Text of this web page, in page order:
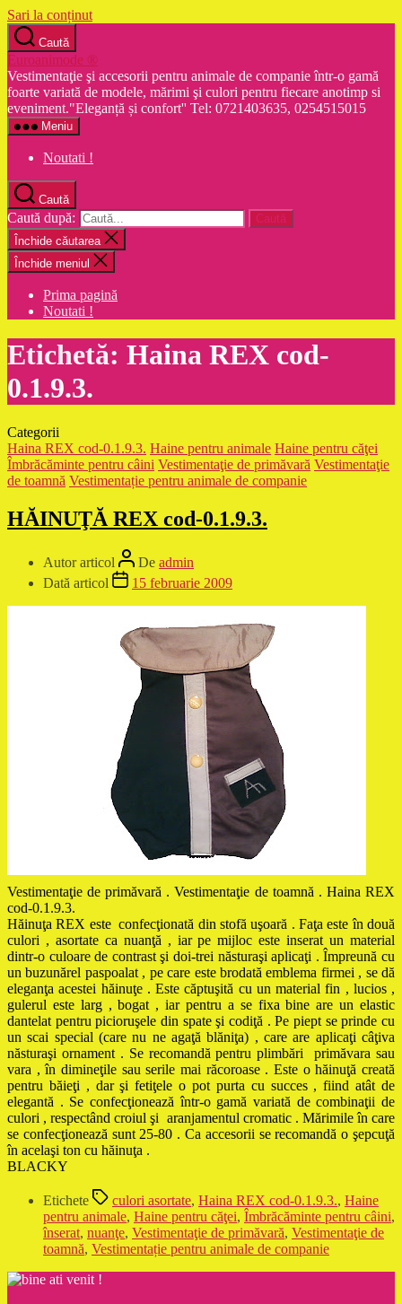
Sari la conținut
Caută
Euroanimode ®
Vestimentaţie şi accesorii pentru animale de companie într-o gamă
foarte variată de modele, mărimi şi culori pentru fiecare anotimp si
eveniment."Eleganță și confort'' Tel: 0721403635, 0254515015
Meniu
Noutati !
Caută
Caută după:
Închide căutarea
Închide meniul
Prima pagină
Noutati !
Etichetă: Haina REX cod-
0.1.9.3.
Categorii
Haina REX cod-0.1.9.3. Haine pentru animale Haine pentru căţei
Îmbrăcăminte pentru câini Vestimentaţie de primăvară Vestimentaţie
de toamnă Vestimentație pentru animale de companie
HĂINUŢĂ REX cod-0.1.9.3.
Autor articol De admin
Dată articol
15 februarie 2009
Vestimentaţie de primăvară . Vestimentaţie de toamnă . Haina REX
cod-0.1.9.3.
Hăinuţa REX este confecţionată din stofă uşoară . Faţa este în două
culori , asortate ca nuanţă , iar pe mijloc este inserat un material
dintr-o culoare de contrast şi doi-trei năsturaşi aplicaţi . Împreună cu
un buzunărel paspoalat , pe care este brodată emblema firmei , se dă
eleganţa acestei hăinuţe . Este căptuşită cu un material fin , lucios ,
gulerul este larg , bogat , iar pentru a se fixa bine are un elastic
dantelat pentru picioruşele din spate şi codiţă . Pe piept se prinde cu
un scai special (care nu ne agaţă blăniţa) , care are aplicaţi câţiva
năsturaşi ornament . Se recomandă pentru plimbări primăvara sau
vara , în dimineţile sau serile mai răcoroase . Este o hăinuţă creată
pentru băieţi , dar şi fetiţele o pot purta cu succes , fiind atât de
elegantă . Se confecţionează într-o gamă variată de combinaţii de
culori , respectând croiul şi aranjamentul cromatic . Mărimile în care
se confecţionează sunt 25-80 . Ca accesorii se recomandă o şepcuţă
în acelaşi ton cu hăinuţa .
BLACKY
Etichete culori asortate, Haina REX cod-0.1.9.3., Haine
pentru animale, Haine pentru căţei, Îmbrăcăminte pentru câini,
înserat, nuanţe, Vestimentaţie de primăvară, Vestimentaţie de
toamnă, Vestimentație pentru animale de companie